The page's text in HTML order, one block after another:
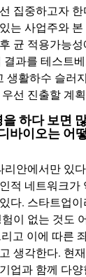
집중하고자
는 사업주와
균 적용가능
결과를 테스트
생활하수 슬러
선 진출할 계
하다 보면
바이오는 어
리안에서만 있
적 네트워크가
다. 스타트업
이 없는 것도
고 이에 따른
생각한다. 현
업과 함께 다